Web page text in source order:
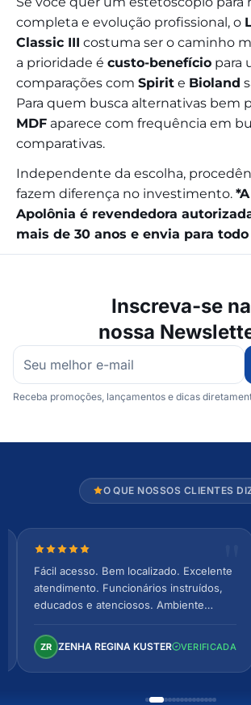
completa e evolução profissional, o
Classic III costuma ser o caminho
a prioridade é custo-benefício para
comparações com Spirit e Bioland
Para quem busca alternativas bem
MDF aparece com frequência em
comparativas.
Independente da escolha,
fazem diferença no investimento.
Apolônia é revendedora
mais de 30 anos e envia para todo
Inscreva-se na
nossa
Receba promoções, lançamentos e dicas
O QUE NOSSOS CLIENTES
Nota 5 de 5 estrelas
Fácil acesso. Bem localizado. Excelente
atendimento. Funcionários instruídos,
educados e atenciosos. Ambiente
Perfeito!
ZR ZENHA REGINA KUSTER VERIFICADA